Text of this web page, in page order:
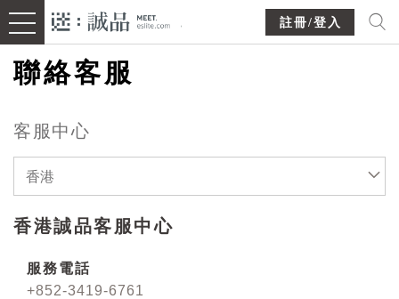
註冊/登入
聯絡客服
客服中心
香港
香港誠品客服中心
服務電話
+852-3419-6761